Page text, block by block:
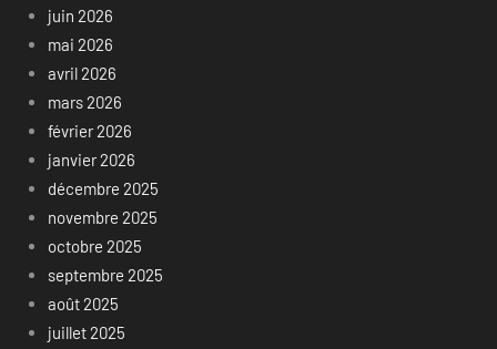
juin 2026
mai 2026
avril 2026
mars 2026
février 2026
janvier 2026
décembre 2025
novembre 2025
octobre 2025
septembre 2025
août 2025
juillet 2025